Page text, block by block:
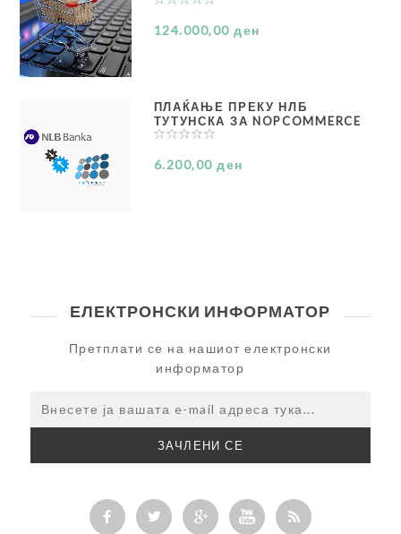
124.000,00 ден
ПЛАЌАЊЕ ПРЕКУ НЛБ
ТУТУНСКА ЗА NOPCOMMERCE
6.200,00 ден
ЕЛЕКТРОНСКИ ИНФОРМАТОР
Претплати се на нашиот електронски
информатор